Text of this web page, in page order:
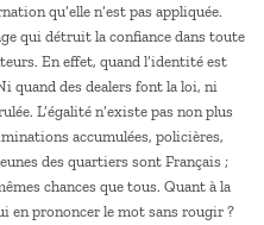
qu’elle n’est pas appliquée.
qui détruit la confiance dans toute
En effet, quand l’identité est
quand des dealers font la loi, ni
L’égalité n’existe pas non plus
accumulées, policières,
des quartiers sont Français ;
chances que tous. Quant à la
en prononcer le mot sans rougir ?